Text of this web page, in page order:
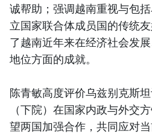
诚帮助；强调越南重视与包
立国家联合体成员国的传统
了越南近年来在经济社会发
地位方面的成就。
陈青敏高度评价乌兹别克斯
（下院）在国家内政与外交
望两国加强合作，共同应对当